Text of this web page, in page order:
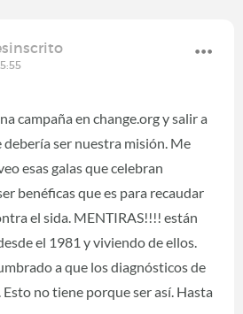
campaña en change.org y salir a
debería ser nuestra misión. Me
esas galas que celebran
benéficas que es para recaudar
el sida. MENTIRAS!!!! están
el 1981 y viviendo de ellos.
a que los diagnósticos de
no tiene porque ser así. Hasta